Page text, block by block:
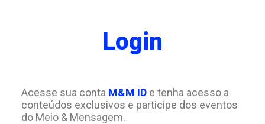
Login
Acesse sua conta M&M IDe tenha acesso a
conteúdos exclusivos e participe dos eventos
do Meio & Mensagem.